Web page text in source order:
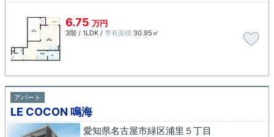
6.75 万円
3階 / 1LDK / 専有面積 30.95㎡
アパート
LE COCON 鳴海
愛知県名古屋市緑区浦里５丁目